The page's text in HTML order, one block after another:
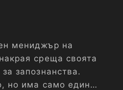
мениджър на
среща своята
запознанства.
но има само един